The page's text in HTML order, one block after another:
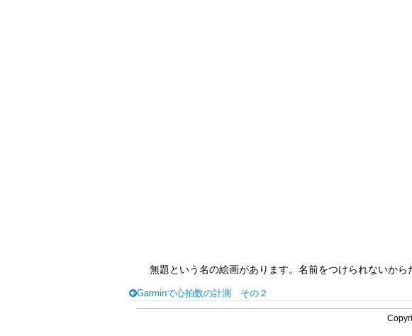
無題という名の絵画があります。名前をつけられないか
Garminで心拍数の計測 その２